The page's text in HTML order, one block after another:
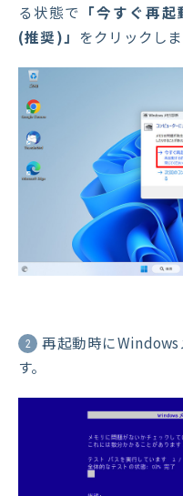
る状態で 「今すぐ再
(推奨)」 をクリックしま
2
再起動時に
す。